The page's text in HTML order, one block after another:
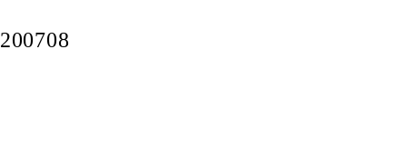
200708